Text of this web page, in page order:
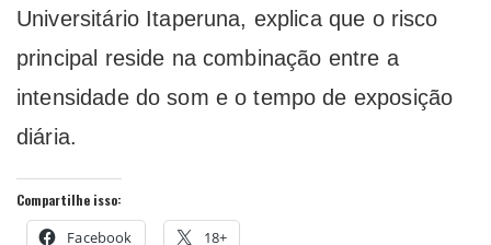
Universitário Itaperuna, explica que o risco
principal reside na combinação entre a
intensidade do som e o tempo de exposição
diária.
Compartilhe isso:
Facebook 18+